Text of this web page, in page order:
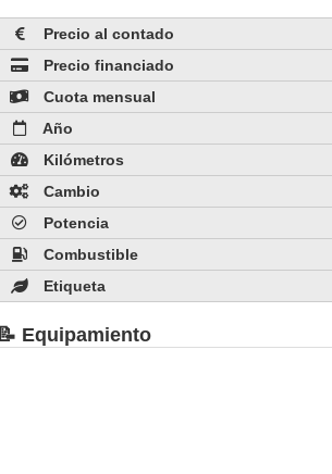
Precio al contado
Precio financiado
Cuota mensual
Año
Kilómetros
Cambio
Potencia
Combustible
Etiqueta
📝 Equipamiento